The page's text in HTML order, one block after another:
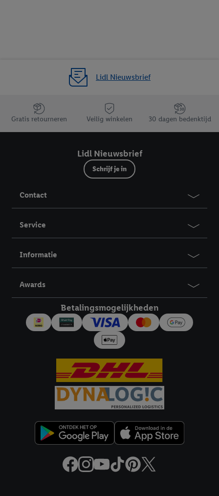
Lidl Nieuwsbrief
Jouw voordelen bij ons als Lidl webshop klant
Gratis retourneren Veilig winkelen 30 dagen bedenktijd
Lidl Nieuwsbrief
Schrijf je in
Contact
Service
Informatie
Awards
Betalingsmogelijkheden